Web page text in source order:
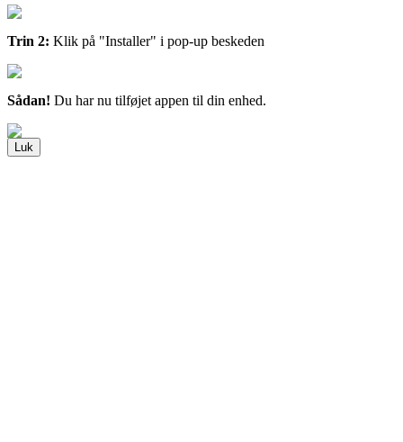
Trin 2: Klik på "Installer" i pop-up beskeden
Sådan! Du har nu tilføjet appen til din enhed.
Luk